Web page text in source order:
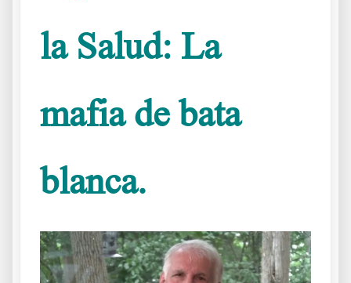
la Salud: La
mafia de bata
blanca.